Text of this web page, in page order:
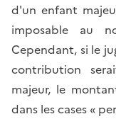
d'un enfant
imposable au
Cependant, si le
contribution
majeur, le
dans les cases «